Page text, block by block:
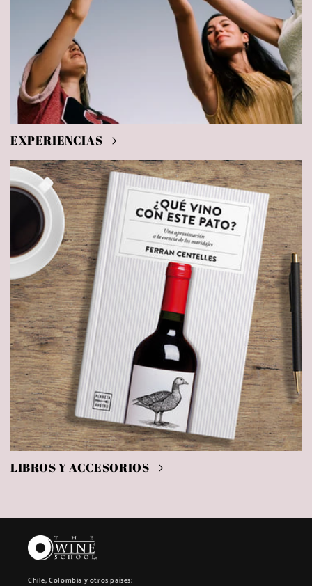
EXPERIENCIAS
LIBROS Y ACCESORIOS
Chile, Colombia y otros países: